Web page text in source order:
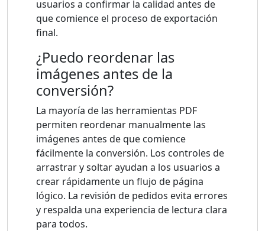
usuarios a confirmar la calidad antes de
que comience el proceso de exportación
final.
¿Puedo reordenar las
imágenes antes de la
conversión?
La mayoría de las herramientas PDF
permiten reordenar manualmente las
imágenes antes de que comience
fácilmente la conversión. Los controles de
arrastrar y soltar ayudan a los usuarios a
crear rápidamente un flujo de página
lógico. La revisión de pedidos evita errores
y respalda una experiencia de lectura clara
para todos.